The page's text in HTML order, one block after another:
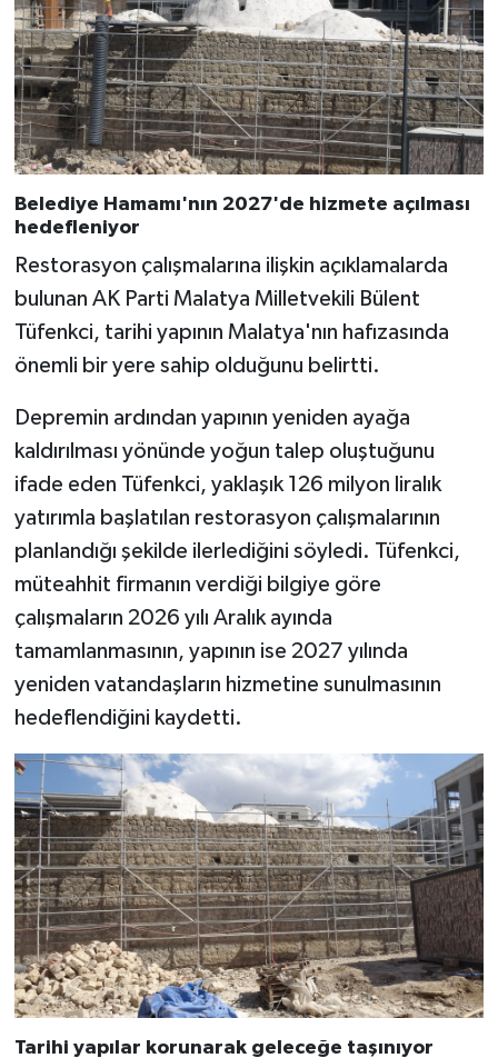
Belediye Hamamı'nın 2027'de hizmete açılması
hedefleniyor
Restorasyon çalışmalarına ilişkin açıklamalarda
bulunan AK Parti Malatya Milletvekili Bülent
Tüfenkci, tarihi yapının Malatya'nın hafızasında
önemli bir yere sahip olduğunu belirtti.
Depremin ardından yapının yeniden ayağa
kaldırılması yönünde yoğun talep oluştuğunu
ifade eden Tüfenkci, yaklaşık 126 milyon liralık
yatırımla başlatılan restorasyon çalışmalarının
planlandığı şekilde ilerlediğini söyledi. Tüfenkci,
müteahhit firmanın verdiği bilgiye göre
çalışmaların 2026 yılı Aralık ayında
tamamlanmasının, yapının ise 2027 yılında
yeniden vatandaşların hizmetine sunulmasının
hedeflendiğini kaydetti.
Tarihi yapılar korunarak geleceğe taşınıyor